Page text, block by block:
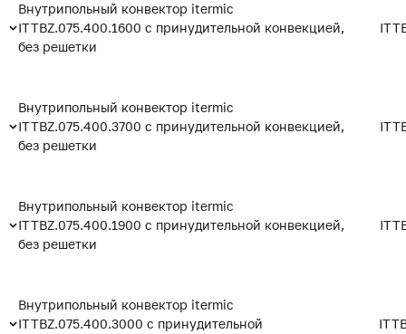
Внутрипольный конвектор itermic
ITTBZ.075.400.1600 с принудительной конвекцией,
без решетки
Внутрипольный конвектор itermic
ITTBZ.075.400.3700 с принудительной конвекцией,
без решетки
Внутрипольный конвектор itermic
ITTBZ.075.400.1900 с принудительной конвекцией,
без решетки
Внутрипольный конвектор itermic
ITTBZ.075.400.3000 с принудительной